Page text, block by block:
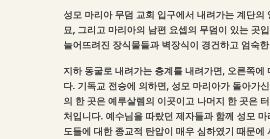
성모 마리아 무덤 교회 입구에서 내려가는 계단
묘, 그리고 마리아의 남편 요셉의 무덤이 있는 곳
늘어뜨려진 장식물들과 벽장식이 경건하고 엄숙
지하 동굴로 내려가는 층계를 내려가면, 오른쪽
다. 기독교 전승에 의하면, 성모 마리아가 돌아가
의 한 곳은 예루살렘의 이곳이고 나머지 한 곳은
처입니다. 예수님을 따랐던 제자들과 함께 성모
도들에 대한 종교적 탄압이 매우 심하였기 때문